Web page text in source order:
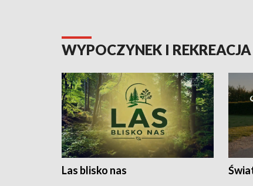
WYPOCZYNEK I REKREACJA
Las blisko nas